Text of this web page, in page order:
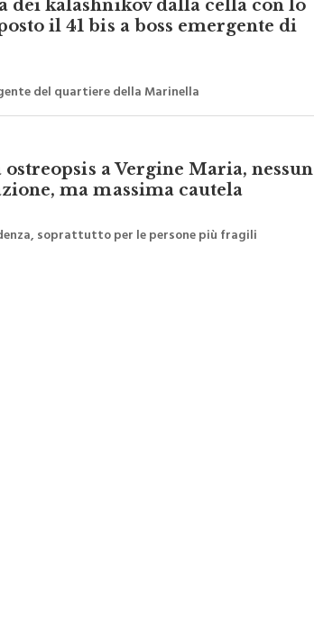
dei kalashnikov dalla cella con lo
il 41 bis a boss emergente di
del quartiere della Marinella
a Vergine Maria, nessun
ma massima cautela
soprattutto per le persone più fragili